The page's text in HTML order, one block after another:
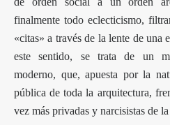
finalmente todo eclecticismo,
«citas» a través de la lente de una
este sentido, se trata de un
moderno, que, apuesta por la
pública de toda la arquitectura,
vez más privadas y narcisistas de